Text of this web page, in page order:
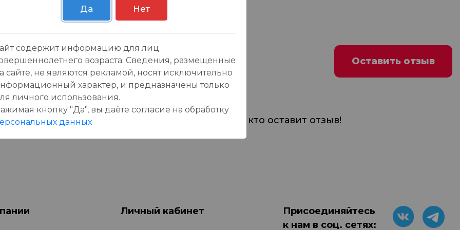
Оставить отзыв
товара еще нет отзывов, будьте первым, кто оставит отзыв!
Личный кабинет
Присоединяйтесь
к нам в соц. сетях:
Да Нет
содержит информацию для лиц
возраста. Сведения, размещенные
сайте, не являются рекламой, носят исключительно
характер, и предназначены только
личного использования.
кнопку "Да", вы даёте cогласие на обработку
данных